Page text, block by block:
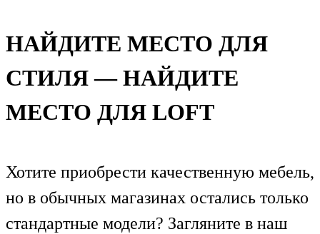
НАЙДИТЕ МЕСТО ДЛЯ
СТИЛЯ — НАЙДИТЕ
МЕСТО ДЛЯ LOFT
Хотите приобрести качественную мебель,
но в обычных магазинах остались только
стандартные модели? Загляните в наш